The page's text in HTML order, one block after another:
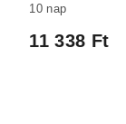
10 nap
11 338 Ft